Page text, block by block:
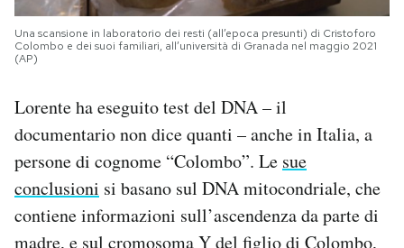
Una scansione in laboratorio dei resti (all’epoca presunti) di Cristoforo
Colombo e dei suoi familiari, all’università di Granada nel maggio 2021
(AP)
Lorente ha eseguito test del DNA – il
documentario non dice quanti – anche in Italia, a
persone di cognome “Colombo”. Le sue
conclusioni si basano sul DNA mitocondriale, che
contiene informazioni sull’ascendenza da parte di
madre, e sul cromosoma Y del figlio di Colombo,